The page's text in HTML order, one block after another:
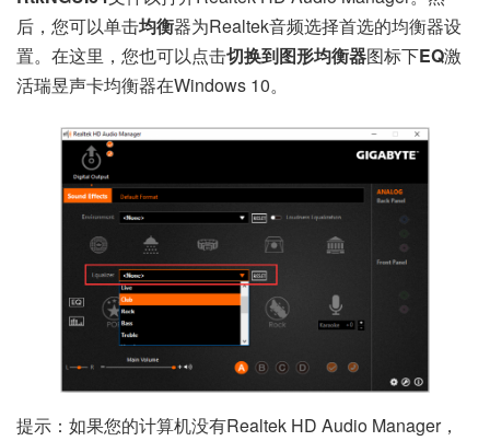
后，您可以单击均衡器为Realtek音频选择首选的均衡器设
置。在这里，您也可以点击切换到图形均衡器图标下EQ激
活瑞昱声卡均衡器在Windows 10。
提示：如果您的计算机没有Realtek HD Audio Manager，